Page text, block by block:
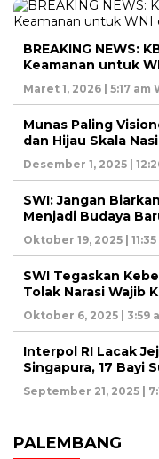
BREAKING NEWS:
Keamanan untuk
Maret 1, 2026 | 5:17 am
Munas Paling
dan Hijau Skala
Desember 1, 2025 |
SWI: Jangan
Menjadi Budaya
Oktober 19, 2025 |
SWI Tegaskan
Tolak Narasi Wajib
Oktober 6, 2025 | 3:59
Interpol RI Lacak
Singapura, 17 Bayi
September 21, 2025 |
PALEMBANG